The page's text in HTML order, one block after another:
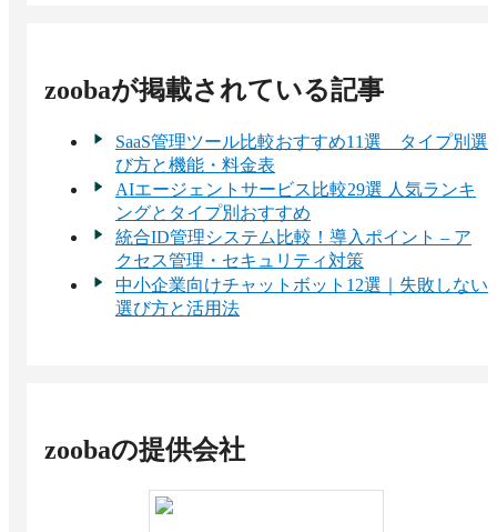
zoobaが掲載されている記事
SaaS管理ツール比較おすすめ11選 タイプ別選
び方と機能・料金表
AIエージェントサービス比較29選 人気ランキ
ングとタイプ別おすすめ
統合ID管理システム比較！導入ポイント – ア
クセス管理・セキュリティ対策
中小企業向けチャットボット12選｜失敗しない
選び方と活用法
zoobaの提供会社